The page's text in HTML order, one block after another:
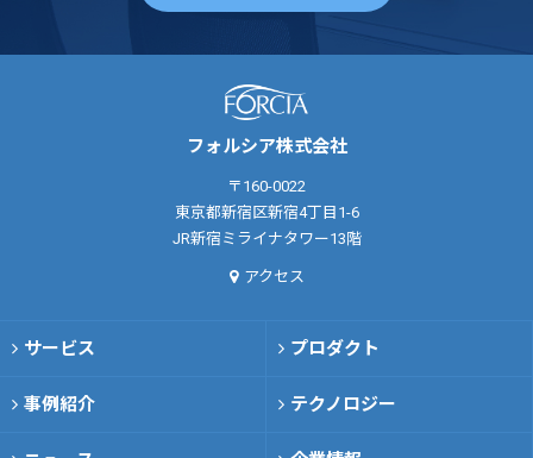
フォルシア株式会社
〒160-0022
東京都新宿区新宿4丁目1-6
JR新宿ミライナタワー13階
アクセス
サービス プロダクト
事例紹介 テクノロジー